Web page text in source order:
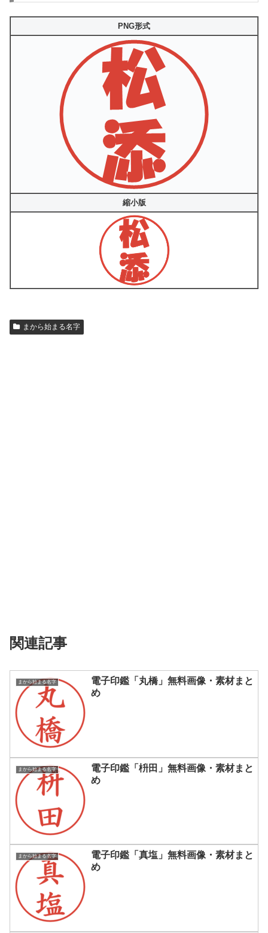
PNG形式
縮小版
まから始まる名字
関連記事
まから始まる名字
電子印鑑「丸橋」無料画像・素材まと
め
まから始まる名字
電子印鑑「枡田」無料画像・素材まと
め
まから始まる名字
電子印鑑「真塩」無料画像・素材まと
め